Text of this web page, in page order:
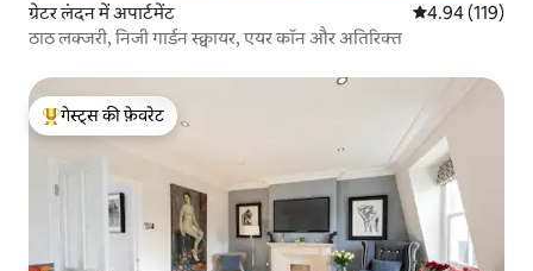
ग्रेटर लंदन में अपार्टमेंट औसत रेटिंग 5 में से
4.94 (119)
ठाठ लक्जरी, निजी गार्डन स्क्वायर, एयर कॉन और अतिरिक्त
गेस्ट्स का टॉप फ़ेवरेट
गेस्ट्स की फ़ेवरेट